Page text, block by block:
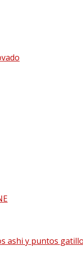
ashi y puntos
px)